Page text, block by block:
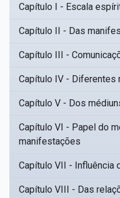
Capítulo I - Escala
Capítulo II - Das
Capítulo III -
Capítulo IV - Diferentes
Capítulo V - Dos
Capítulo VI - Papel do
manifestações
Capítulo VII - Influência
Capítulo VIII - Das